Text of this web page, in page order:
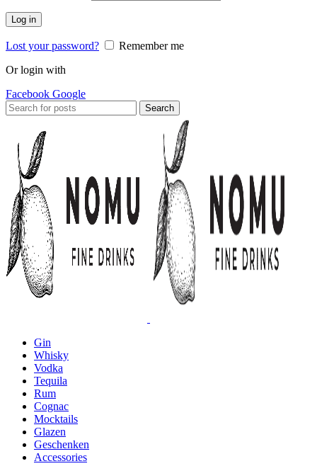
Log in
Lost your password?
Remember me
Or login with
Facebook Google
Search
Gin
Whisky
Vodka
Tequila
Rum
Cognac
Mocktails
Glazen
Geschenken
Accessories